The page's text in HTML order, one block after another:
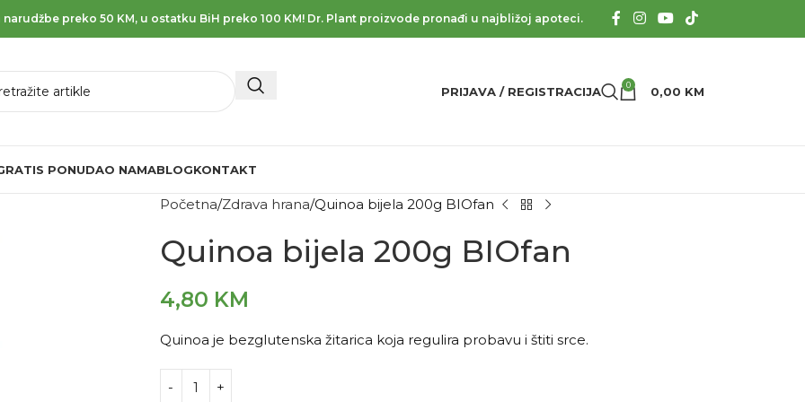
preko 50 KM, u ostatku BiH preko 100 KM! Dr. Plant proizvode pronađi u najbližoj apoteci.
PRIJAVA / REGISTRACIJA 0 0,00 KM
PONUDAO NAMABLOGKONTAKT
Početna Zdrava hrana Quinoa bijela 200g BIOfan
Quinoa bijela 200g BIOfan
4,80 KM
Quinoa je bezglutenska žitarica koja regulira probavu i štiti srce.